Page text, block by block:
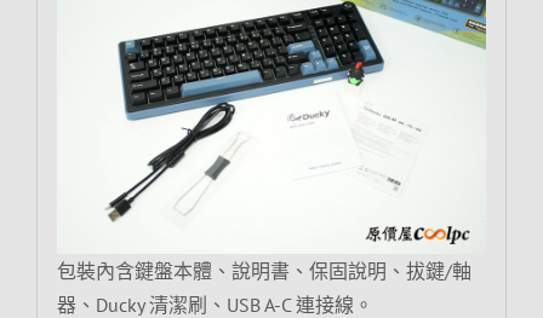
包裝內含鍵盤本體、說明書、保固說明、拔鍵/軸
器、Ducky 清潔刷、USB A-C 連接線。